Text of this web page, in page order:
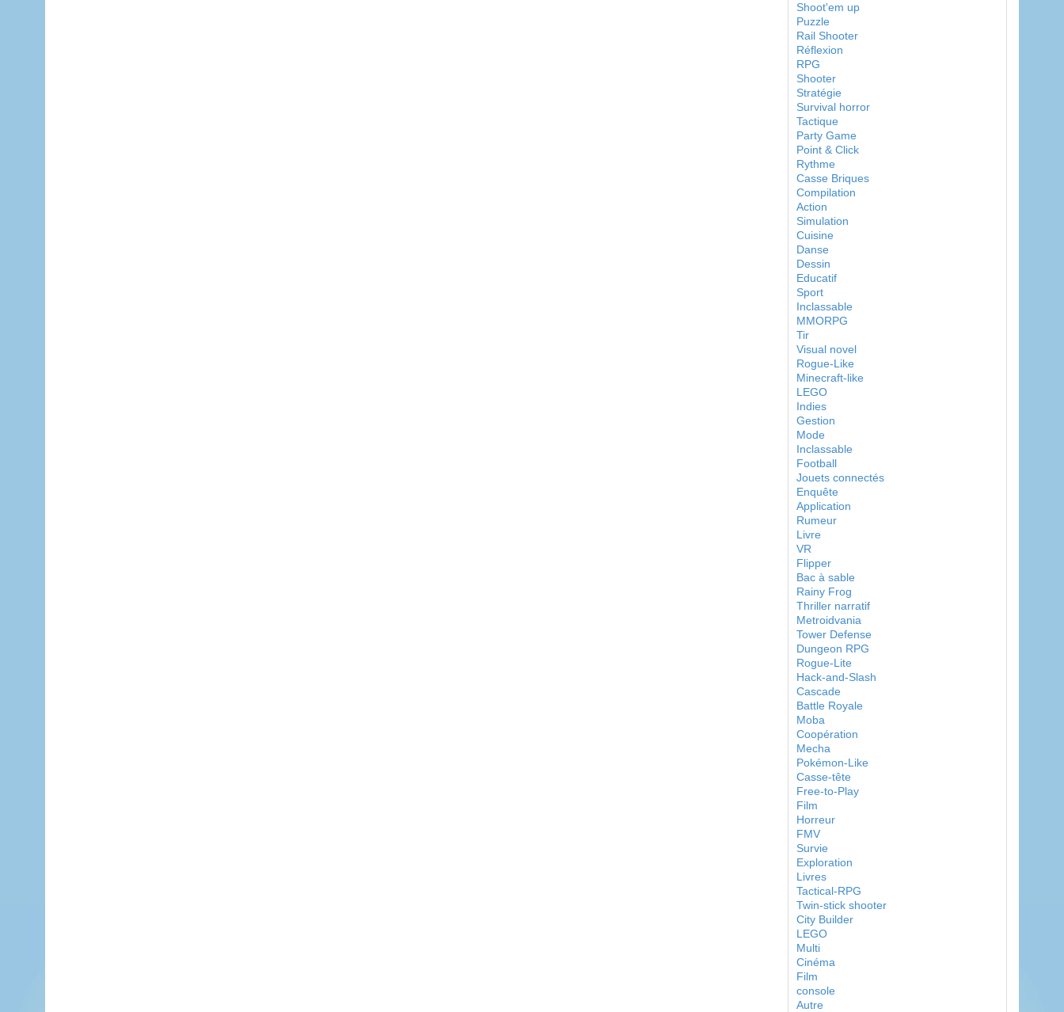
Shoot'em up
Puzzle
Rail Shooter
Réflexion
RPG
Shooter
Stratégie
Survival horror
Tactique
Party Game
Point & Click
Rythme
Casse Briques
Compilation
Action
Simulation
Cuisine
Danse
Dessin
Educatif
Sport
Inclassable
MMORPG
Tir
Visual novel
Rogue-Like
Minecraft-like
LEGO
Indies
Gestion
Mode
Inclassable
Football
Jouets connectés
Enquête
Application
Rumeur
Livre
VR
Flipper
Bac à sable
Rainy Frog
Thriller narratif
Metroidvania
Tower Defense
Dungeon RPG
Rogue-Lite
Hack-and-Slash
Cascade
Battle Royale
Moba
Coopération
Mecha
Pokémon-Like
Casse-tête
Free-to-Play
Film
Horreur
FMV
Survie
Exploration
Livres
Tactical-RPG
Twin-stick shooter
City Builder
LEGO
Multi
Cinéma
Film
console
Autre